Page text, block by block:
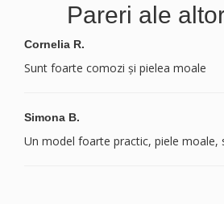
Pareri ale
Cornelia R.
Sunt foarte comozi și pielea moale
Simona B.
Un model foarte practic, piele moale,